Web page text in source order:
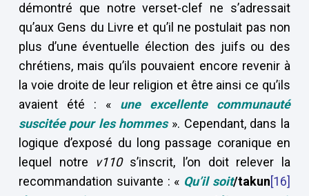
démontré que notre verset-clef ne s’adressait
qu’aux Gens du Livre et qu’il ne postulait pas non
plus d’une éventuelle élection des juifs ou des
chrétiens, mais qu’ils pouvaient encore revenir à
la voie droite de leur religion et être ainsi ce qu’ils
avaient été : « une excellente communauté
suscitée pour les hommes ». Cependant, dans la
logique d’exposé du long passage coranique en
lequel notre v110s’inscrit, l’on doit relever la
recommandation suivante : « Qu’il soit/takun[16]